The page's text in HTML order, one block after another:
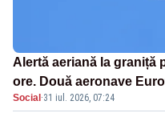
Alertă aeriană la graniță
ore. Două aeronave
ridicate de la sol
Social ·31 iul. 2026, 07:24